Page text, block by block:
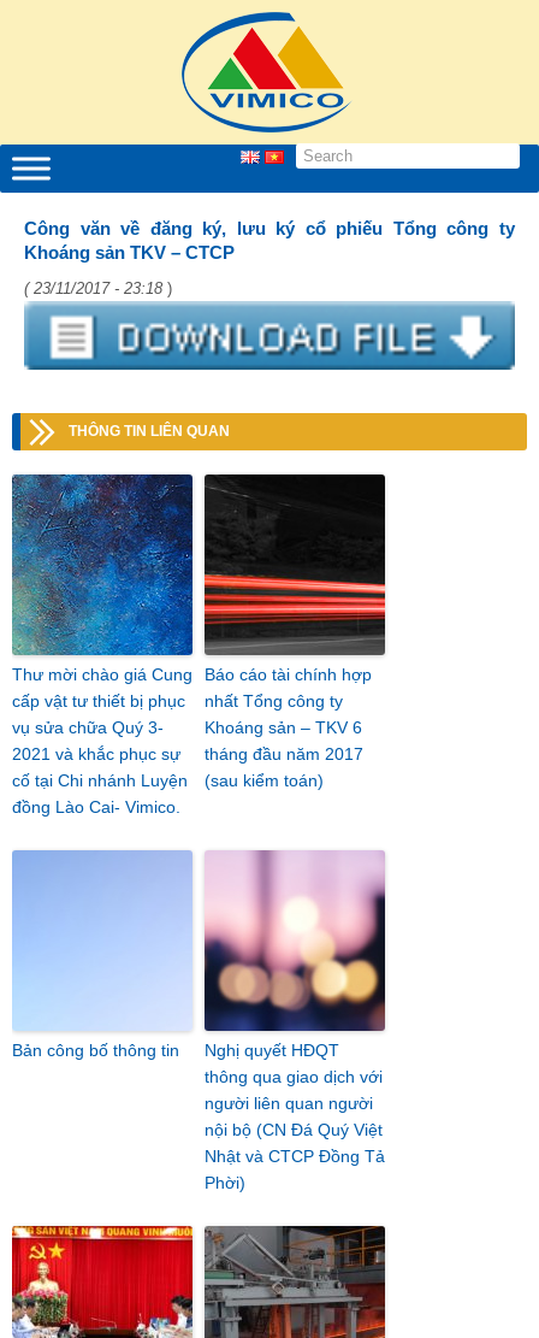
Công văn về đăng ký, lưu ký cổ phiếu Tổng công ty
Khoáng sản TKV – CTCP
( 23/11/2017 - 23:18 )
THÔNG TIN LIÊN QUAN
Thư mời chào giá Cung
cấp vật tư thiết bị phục
vụ sửa chữa Quý 3-
2021 và khắc phục sự
cố tại Chi nhánh Luyện
đồng Lào Cai- Vimico.
Báo cáo tài chính hợp
nhất Tổng công ty
Khoáng sản – TKV 6
tháng đầu năm 2017
(sau kiểm toán)
Bản công bố thông tin
Nghị quyết HĐQT
thông qua giao dịch với
người liên quan người
nội bộ (CN Đá Quý Việt
Nhật và CTCP Đồng Tả
Phời)